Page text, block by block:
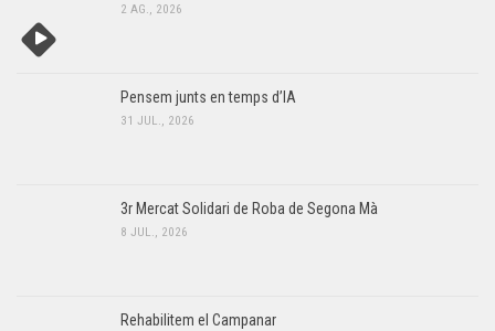
2 AG., 2026
Pensem junts en temps d’IA
31 JUL., 2026
3r Mercat Solidari de Roba de Segona Mà
8 JUL., 2026
Rehabilitem el Campanar